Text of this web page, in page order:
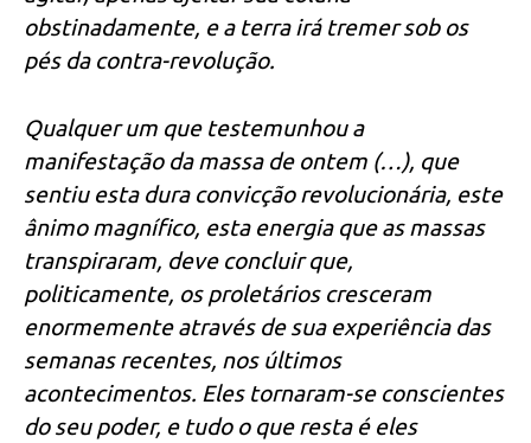
obstinadamente, e a terra irá tremer sob os
pés da contra-revolução.
Qualquer um que testemunhou a
manifestação da massa de ontem (…), que
sentiu esta dura convicção revolucionária, este
ânimo magnífico, esta energia que as massas
transpiraram, deve concluir que,
politicamente, os proletários cresceram
enormemente através de sua experiência das
semanas recentes, nos últimos
acontecimentos. Eles tornaram-se conscientes
do seu poder, e tudo o que resta é eles